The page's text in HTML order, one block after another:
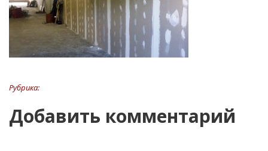
Рубрика:
Добавить комментарий